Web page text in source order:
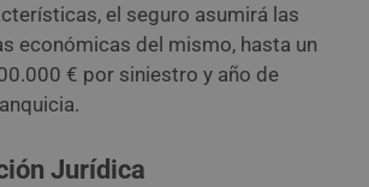
el seguro asumirá las
económicas del mismo, hasta un
€ por siniestro y año de
Jurídica